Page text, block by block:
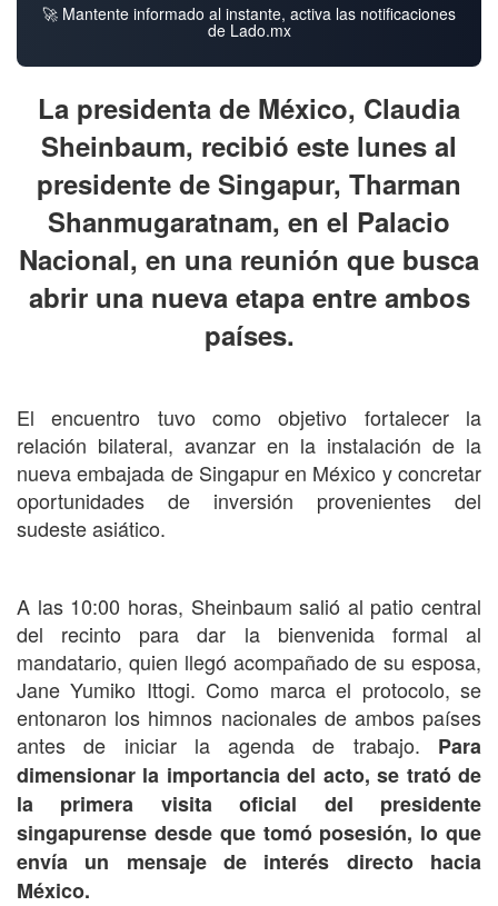
🚀 Mantente informado al instante, activa las notificaciones
de Lado.mx
La presidenta de México, Claudia
Sheinbaum, recibió este lunes al
presidente de Singapur, Tharman
Shanmugaratnam, en el Palacio
Nacional, en una reunión que busca
abrir una nueva etapa entre ambos
países.
El encuentro tuvo como objetivo fortalecer la
relación bilateral, avanzar en la instalación de la
nueva embajada de Singapur en México y concretar
oportunidades de inversión provenientes del
sudeste asiático.
A las 10:00 horas, Sheinbaum salió al patio central
del recinto para dar la bienvenida formal al
mandatario, quien llegó acompañado de su esposa,
Jane Yumiko Ittogi. Como marca el protocolo, se
entonaron los himnos nacionales de ambos países
antes de iniciar la agenda de trabajo. Para
dimensionar la importancia del acto, se trató de
la primera visita oficial del presidente
singapurense desde que tomó posesión, lo que
envía un mensaje de interés directo hacia
México.